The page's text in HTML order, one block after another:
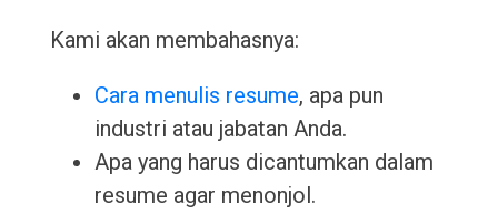
Kami akan membahasnya:
Cara menulis resume, apa pun
industri atau jabatan Anda.
Apa yang harus dicantumkan dalam
resume agar menonjol.